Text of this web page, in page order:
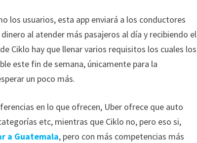
los usuarios, esta app enviará a los conductores
al atender más pasajeros al día y recibiendo el
Ciklo hay que llenar varios requisitos los cuales los
este fin de semana, únicamente para la
un poco más.
en lo que ofrecen, Uber ofrece que auto
etc, mientras que Ciklo no, pero eso si,
a Guatemala, pero con más competencias más